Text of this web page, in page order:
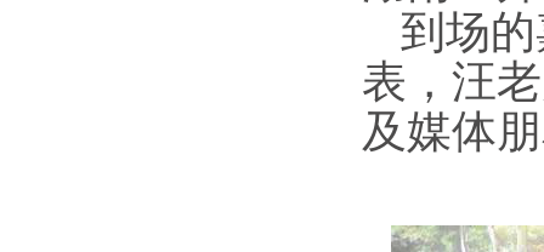
到场
表，汪
及媒体